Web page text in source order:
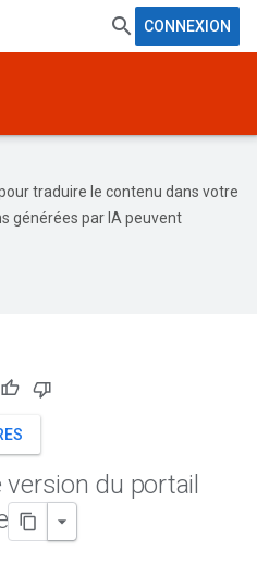
CONNEXION
traduire le contenu dans votre
générées par IA peuvent
du portail